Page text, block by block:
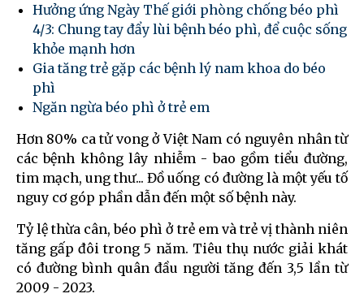
Hưởng ứng Ngày Thế giới phòng chống béo phì
4/3: Chung tay đẩy lùi bệnh béo phì, để cuộc sống
khỏe mạnh hơn
Gia tăng trẻ gặp các bệnh lý nam khoa do béo
phì
Ngăn ngừa béo phì ở trẻ em
Hơn 80% ca tử vong ở Việt Nam có nguyên nhân từ
các bệnh không lây nhiễm - bao gồm tiểu đường,
tim mạch, ung thư... Đồ uống có đường là một yếu tố
nguy cơ góp phần dẫn đến một số bệnh này.
Tỷ lệ thừa cân, béo phì ở trẻ em và trẻ vị thành niên
tăng gấp đôi trong 5 năm. Tiêu thụ nước giải khát
có đường bình quân đầu người tăng đến 3,5 lần từ
2009 - 2023.